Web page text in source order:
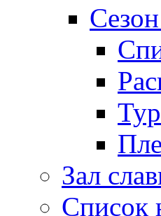
Зал
Список